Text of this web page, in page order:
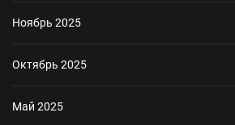
Ноябрь 2025
Октябрь 2025
Май 2025